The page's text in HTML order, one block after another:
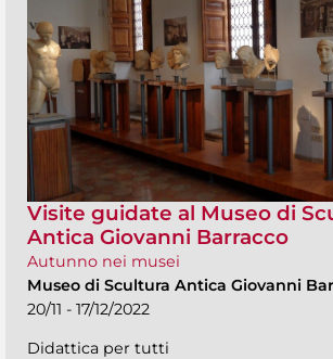
Visite guidate al Museo di
Antica Giovanni Barracco
Autunno nei musei
Museo di Scultura Antica Giovanni
20/11 - 17/12/2022
Didattica per tutti